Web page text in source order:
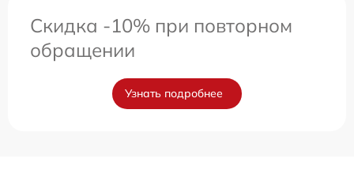
Скидка -10% при повторном
обращении
Узнать подробнее